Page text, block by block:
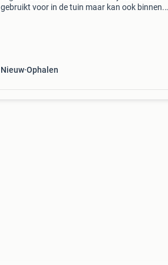
gebruikt voor in de tuin maar kan ook binnen.
Nieuw Ophalen